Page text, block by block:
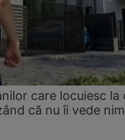
care locuiesc la
că nu îi vede